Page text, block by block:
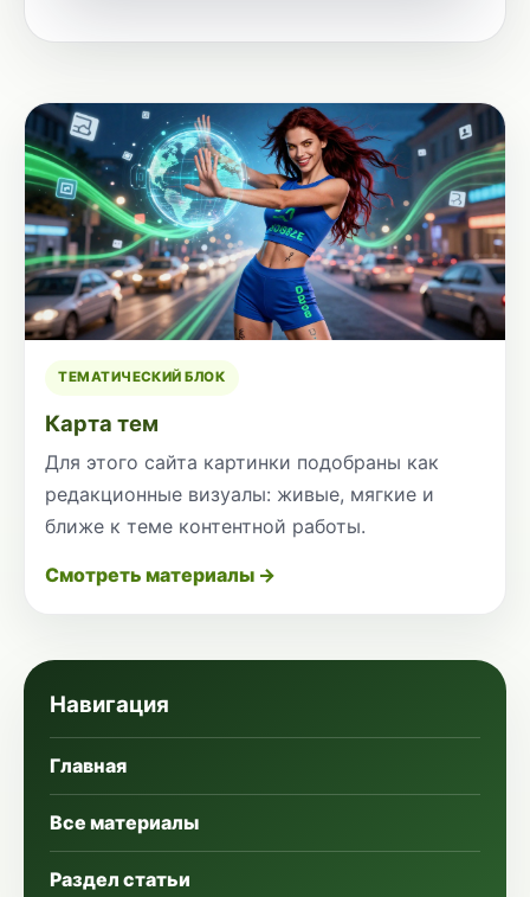
ТЕМАТИЧЕСКИЙ БЛОК
Карта тем
Для этого сайта картинки подобраны как
редакционные визуалы: живые, мягкие и
ближе к теме контентной работы.
Смотреть материалы →
Навигация
Главная
Все материалы
Раздел статьи